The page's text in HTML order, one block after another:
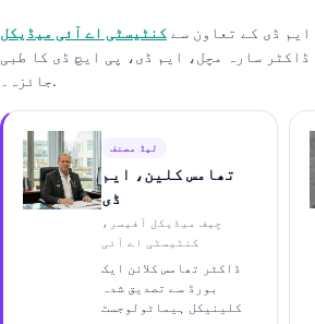
ایم ڈی کے تعاون سے کنٹیسٹی اے آئی میڈیکل
سارہ مچل، ایم ڈی، پی ایچ ڈی کا طبی
جائزہ۔.
لیڈ مصنف
تھامس کلین، ایم
ڈی
چیف میڈیکل آفیسر،
کنٹیسٹی اے آئی
ڈاکٹر تھامس کلائن ایک
بورڈ سے تصدیق شدہ
کلینیکل ہیماٹولوجسٹ